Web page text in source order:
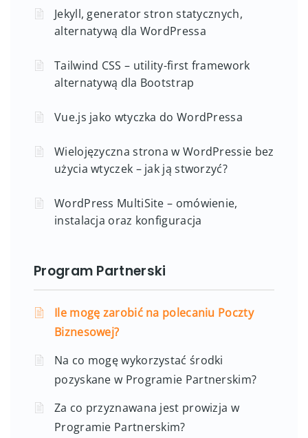
Jekyll, generator stron statycznych,
alternatywą dla WordPressa
Tailwind CSS – utility-first framework
alternatywą dla Bootstrap
Vue.js jako wtyczka do WordPressa
Wielojęzyczna strona w WordPressie bez
użycia wtyczek – jak ją stworzyć?
WordPress MultiSite – omówienie,
instalacja oraz konfiguracja
Program Partnerski
Ile mogę zarobić na polecaniu Poczty
Biznesowej?
Na co mogę wykorzystać środki
pozyskane w Programie Partnerskim?
Za co przyznawana jest prowizja w
Programie Partnerskim?